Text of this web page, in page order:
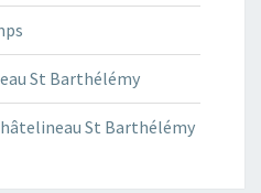
St Barthélémy
St Barthélémy